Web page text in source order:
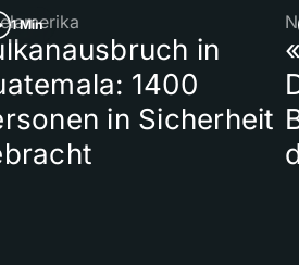
1 Min
in
1400
in Sicherheit